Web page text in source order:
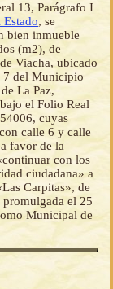
13, Parágrafo I
, se
bien inmueble
(m2), de
Viacha, ubicado
7 del Municipio
La Paz,
el Folio Real
cuyas
calle 6 y calle
favor de la
con los
ciudadana» a
Carpitas», de
el 25
Municipal de